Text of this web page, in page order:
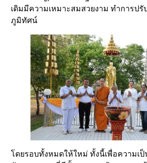
เดิมมีความเหมาะสมสวยงาม ทำการปรั
ภูมิทัศน์
โดยรอบทั้งหมดให้ใหม่ ทั้งนี้เพื่อความเ